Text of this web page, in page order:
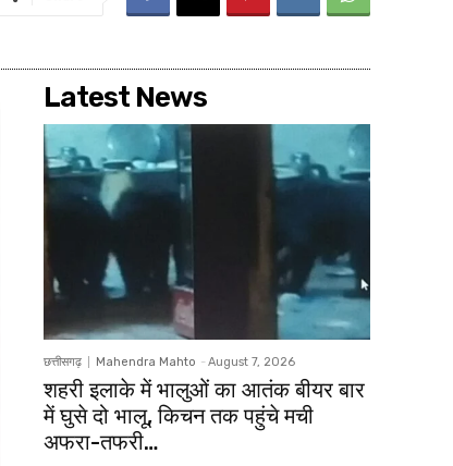
Latest News
छत्तीसगढ़ Mahendra Mahto - August 7, 2026
शहरी इलाके में भालुओं का आतंक बीयर बार
में घुसे दो भालू, किचन तक पहुंचे मची
अफरा-तफरी…